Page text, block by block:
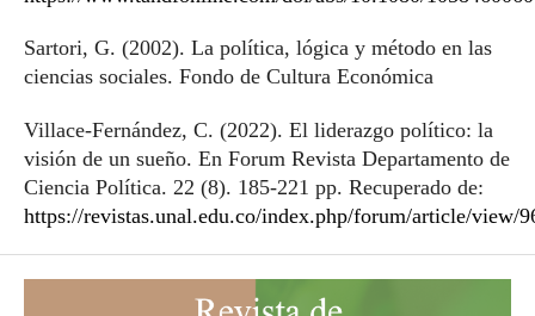
Sartori, G. (2002). La política, lógica y método en las
ciencias sociales. Fondo de Cultura Económica
Villace-Fernández, C. (2022). El liderazgo político: la
visión de un sueño. En Forum Revista Departamento de
Ciencia Política. 22 (8). 185-221 pp. Recuperado de:
https://revistas.unal.edu.co/index.php/forum/article/view/